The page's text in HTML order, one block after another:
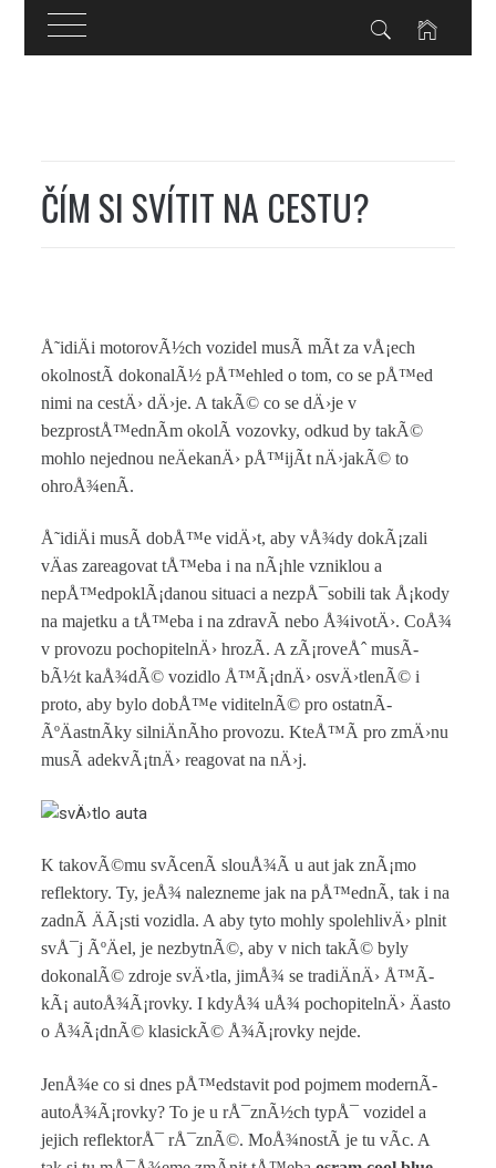
ČÍM SI SVÍTIT NA CESTU?
Å˜idiÄi motorovÃ½ch vozidel musÃ­ mÃ­t za vÅ¡ech
okolnostÃ­ dokonalÃ½ pÅ™ehled o tom, co se pÅ™ed
nimi na cestÄ› dÄ›je. A takÃ© co se dÄ›je v
bezprostÅ™ednÃ­m okolÃ­ vozovky, odkud by takÃ©
mohlo nejednou neÄekanÄ› pÅ™ijÃ­t nÄ›jakÃ© to
ohroÅ¾enÃ­.
Å˜idiÄi musÃ­ dobÅ™e vidÄ›t, aby vÅ¾dy dokÃ¡zali
vÄas zareagovat tÅ™eba i na nÃ¡hle vzniklou a
nepÅ™edpoklÃ¡danou situaci a nezpÅ¯sobili tak Å¡kody
na majetku a tÅ™eba i na zdravÃ­ nebo Å¾ivotÄ›. CoÅ¾
v provozu pochopitelnÄ› hrozÃ­. A zÃ¡roveÅˆ musÃ­
bÃ½t kaÅ¾dÃ© vozidlo Å™Ã¡dnÄ› osvÄ›tlenÃ© i
proto, aby bylo dobÅ™e viditelnÃ© pro ostatnÃ­
ÃºÄastnÃ­ky silniÄnÃ­ho provozu. KteÅ™Ã­ pro zmÄ›nu
musÃ­ adekvÃ¡tnÄ› reagovat na nÄ›j.
K takovÃ©mu svÃ­cenÃ­ slouÅ¾Ã­ u aut jak znÃ¡mo
reflektory. Ty, jeÅ¾ nalezneme jak na pÅ™ednÃ­, tak i na
zadnÃ­ ÄÃ¡sti vozidla. A aby tyto mohly spolehlivÄ› plnit
svÅ¯j ÃºÄel, je nezbytnÃ©, aby v nich takÃ© byly
dokonalÃ© zdroje svÄ›tla, jimÅ¾ se tradiÄnÄ› Å™Ã­
kÃ¡ autoÅ¾Ã¡rovky. I kdyÅ¾ uÅ¾ pochopitelnÄ› Äasto
o Å¾Ã¡dnÃ© klasickÃ© Å¾Ã¡rovky nejde.
JenÅ¾e co si dnes pÅ™edstavit pod pojmem modernÃ­
autoÅ¾Ã¡rovky? To je u rÅ¯znÃ½ch typÅ¯ vozidel a
jejich reflektorÅ¯ rÅ¯znÃ©. MoÅ¾nostÃ­ je tu vÃ­c. A